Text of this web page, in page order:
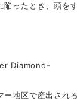
ったとき、頭を
Diamond-
地区で産出され